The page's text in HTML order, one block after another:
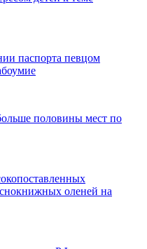
паспорта певцом
половины мест по
оленей на